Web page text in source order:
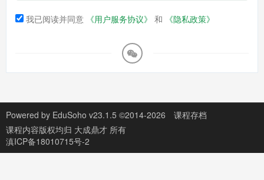
我已阅读并同意 《用户服务协议》 和 《隐私政策》
Powered by EduSoho v23.1.5 ©2014-2026
课程存档
课程内容版权均归 大成鼎才 所有
滇ICP备18010715号-2